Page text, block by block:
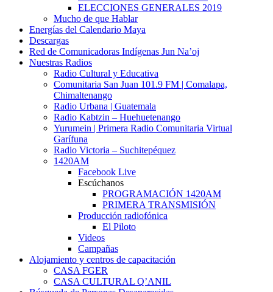
ELECCIONES GENERALES 2019
Mucho de que Hablar
Energías del Calendario Maya
Descargas
Red de Comunicadoras Indígenas Jun Na’oj
Nuestras Radios
Radio Cultural y Educativa
Comunitaria San Juan 101.9 FM | Comalapa,
Chimaltenango
Radio Urbana | Guatemala
Radio Kabtzin – Huehuetenango
Yurumein | Primera Radio Comunitaria Virtual
Garífuna
Radio Victoria – Suchitepéquez
1420AM
Facebook Live
Escúchanos
PROGRAMACIÓN 1420AM
PRIMERA TRANSMISIÓN
Producción radiofónica
El Piloto
Videos
Campañas
Alojamiento y centros de capacitación
CASA FGER
CASA CULTURAL Q’ANIL